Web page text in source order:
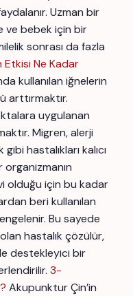
Uzman bir
ve bebek için bir
sonrası da fazla
Ne Kadar
kullanılan iğnelerin
arttırmaktır.
uygulanan
Migren, alerji
hastalıkları kalıcı
olduğu için bu kadar
beri kullanılan
Bu sayede
hastalık çözülür,
destekleyici bir
3-
Akupunktur Çin’in